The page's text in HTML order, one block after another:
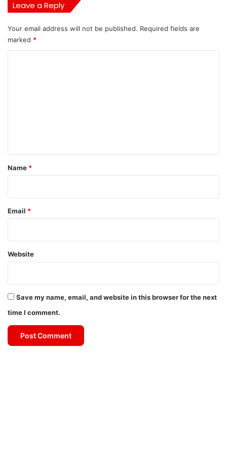
Leave a Reply
Your email address will not be published. Required fields are
marked *
*
Name *
Email *
Website
Save my name, email, and website in this browser for the next
time I comment.